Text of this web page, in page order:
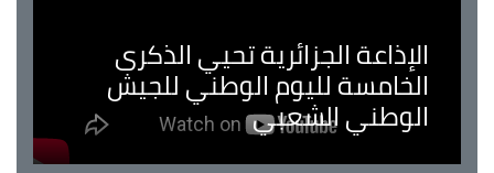
الإذاعة الجزائرية تحيي الذكرى
الخامسة لليوم الوطني للجيش
الوطني الشعبي